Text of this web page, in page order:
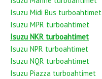
Isuzu Midi Bus turboahtimet
Isuzu MPR turboahtimet
Isuzu NKR turboahtimet
Isuzu NPR turboahtimet
Isuzu NQR turboahtimet
Isuzu Piazza turboahtimet